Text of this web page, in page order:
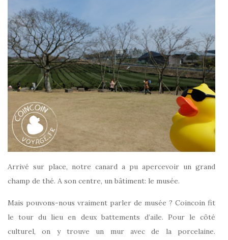
Arrivé sur place, notre canard a pu apercevoir un grand
champ de thé. A son centre, un bâtiment: le musée.
Mais pouvons-nous vraiment parler de musée ? Coincoin fit
le tour du lieu en deux battements d’aile. Pour le côté
culturel, on y trouve un mur avec de la porcelaine.